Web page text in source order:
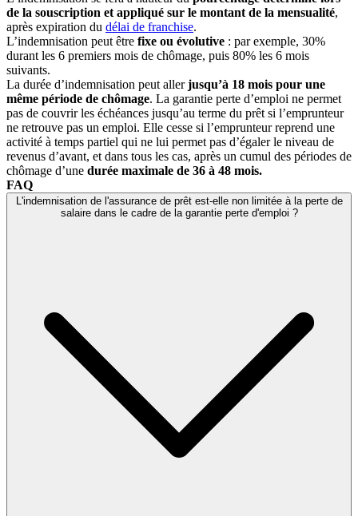
de la souscription et appliqué sur le montant de la mensualité,
après expiration du délai de franchise.
L’indemnisation peut être fixe ou évolutive : par exemple, 30%
durant les 6 premiers mois de chômage, puis 80% les 6 mois
suivants.
La durée d’indemnisation peut allerjusqu’à 18 mois pour une
même période de chômage. La garantie perte d’emploi ne permet
pas de couvrir les échéances jusqu’au terme du prêt si l’emprunteur
ne retrouve pas un emploi. Elle cesse si l’emprunteur reprend une
activité à temps partiel qui ne lui permet pas d’égaler le niveau de
revenus d’avant, et dans tous les cas, après un cumul des périodes de
chômage d’une durée maximale de 36 à 48 mois.
FAQ
L'indemnisation de l'assurance de prêt est-elle non limitée à la perte de
salaire dans le cadre de la garantie perte d'emploi ?